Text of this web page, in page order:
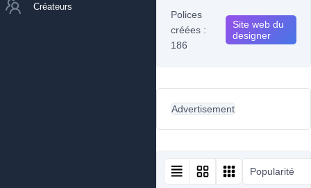
Créateurs
Polices
créées :
186
Site web du
designer
Advertisement
Popularité